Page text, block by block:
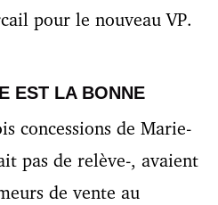
pour le nouveau VP.
EST LA BONNE
concessions de Marie-
pas de relève-, avaient
de vente au